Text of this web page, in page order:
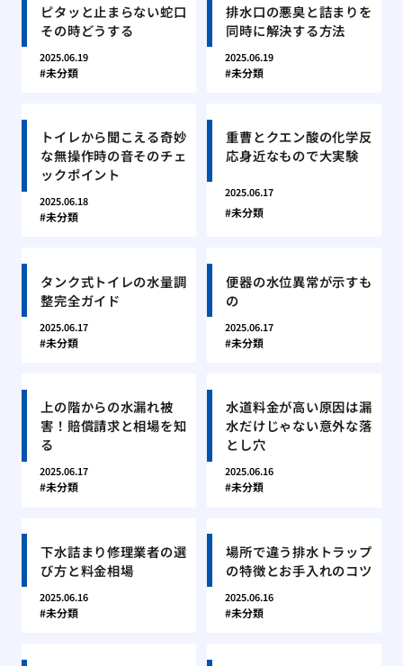
ピタッと止まらない蛇口
その時どうする
2025.06.19
未分類
排水口の悪臭と詰まりを
同時に解決する方法
2025.06.19
未分類
トイレから聞こえる奇妙
な無操作時の音そのチェ
ックポイント
2025.06.18
未分類
重曹とクエン酸の化学反
応身近なもので大実験
2025.06.17
未分類
タンク式トイレの水量調
整完全ガイド
2025.06.17
未分類
便器の水位異常が示すも
の
2025.06.17
未分類
上の階からの水漏れ被
害！賠償請求と相場を知
る
2025.06.17
未分類
水道料金が高い原因は漏
水だけじゃない意外な落
とし穴
2025.06.16
未分類
下水詰まり修理業者の選
び方と料金相場
2025.06.16
未分類
場所で違う排水トラップ
の特徴とお手入れのコツ
2025.06.16
未分類